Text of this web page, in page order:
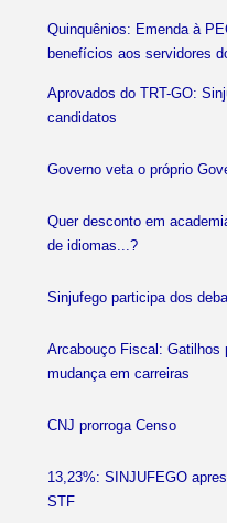
Quinquênios: Emenda à
benefícios aos servidores
Aprovados do TRT-GO:
candidatos
Governo veta o próprio
Quer desconto em
de idiomas...?
Sinjufego participa dos
Arcabouço Fiscal: Gatilhos
mudança em carreiras
CNJ prorroga Censo
13,23%: SINJUFEGO
STF